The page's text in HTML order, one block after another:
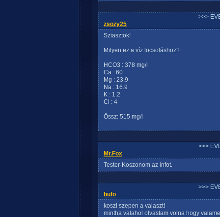
>>>
zsozy25
Sziasztok!
Milyen ez a víz locsoláshoz?
HCO3 : 378 mg/l
Ca : 60
Mg : 23.9
Na : 16.9
K : 1.2
Cl : 4
Össz: 515 mg/l
>>>
Mr.Fox
Tester-Koszonom az infot.
>>>
bufo
koszi szepen a valaszt!
mintha valahol olvastam volna hogy